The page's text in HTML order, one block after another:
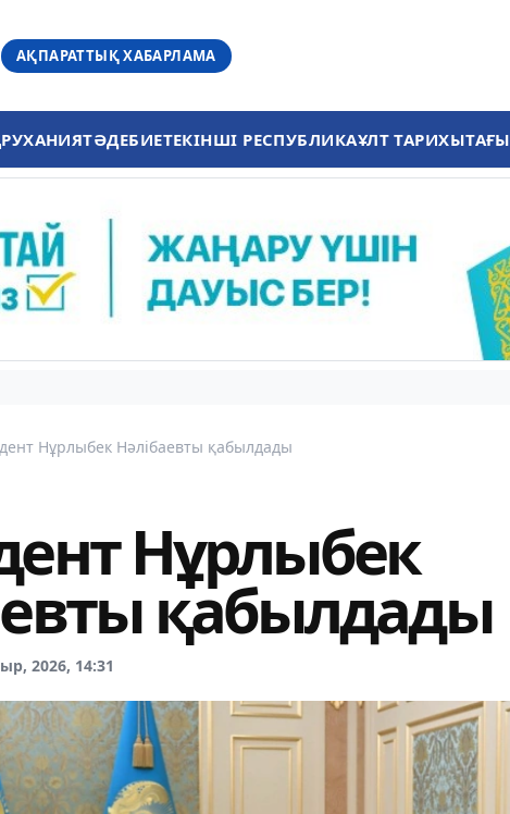
АҚПАРАТТЫҚ ХАБАРЛАМА
РУХАНИЯТӘДЕБИЕТЕКІНШІ РЕСПУБЛИКАҰЛТ ТАРИХЫТАҒЫ
Нұрлыбек Нәлібаевты қабылдады
Нұрлыбек
қабылдады
2026, 14:31